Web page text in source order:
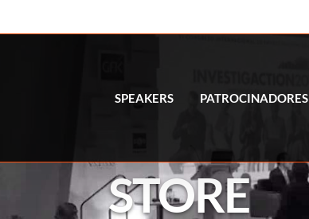
SPEAKERS PATROCINADORES